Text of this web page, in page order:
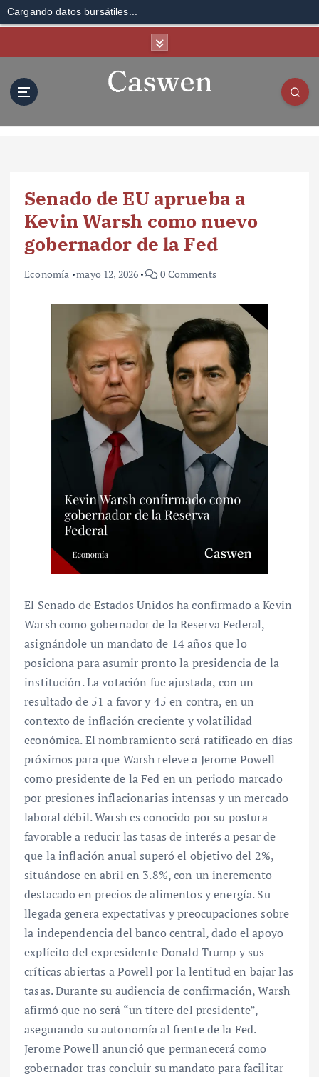
Cargando datos bursátiles...
Senado de EU aprueba a
Kevin Warsh como nuevo
gobernador de la Fed
Economía mayo 12, 2026 0 Comments
El Senado de Estados Unidos ha confirmado a Kevin
Warsh como gobernador de la Reserva Federal,
asignándole un mandato de 14 años que lo
posiciona para asumir pronto la presidencia de la
institución. La votación fue ajustada, con un
resultado de 51 a favor y 45 en contra, en un
contexto de inflación creciente y volatilidad
económica. El nombramiento será ratificado en días
próximos para que Warsh releve a Jerome Powell
como presidente de la Fed en un periodo marcado
por presiones inflacionarias intensas y un mercado
laboral débil. Warsh es conocido por su postura
favorable a reducir las tasas de interés a pesar de
que la inflación anual superó el objetivo del 2%,
situándose en abril en 3.8%, con un incremento
destacado en precios de alimentos y energía. Su
llegada genera expectativas y preocupaciones sobre
la independencia del banco central, dado el apoyo
explícito del expresidente Donald Trump y sus
críticas abiertas a Powell por la lentitud en bajar las
tasas. Durante su audiencia de confirmación, Warsh
afirmó que no será “un títere del presidente”,
asegurando su autonomía al frente de la Fed.
Jerome Powell anunció que permanecerá como
gobernador tras concluir su mandato para facilitar